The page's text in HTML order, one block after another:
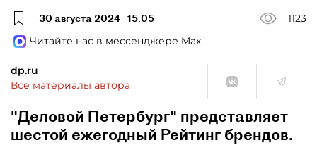
30 августа 2024 15:05
1123
Читайте нас в мессенджере Max
dp.ru
Все материалы автора
"Деловой Петербург" представляет
шестой ежегодный Рейтинг брендов.